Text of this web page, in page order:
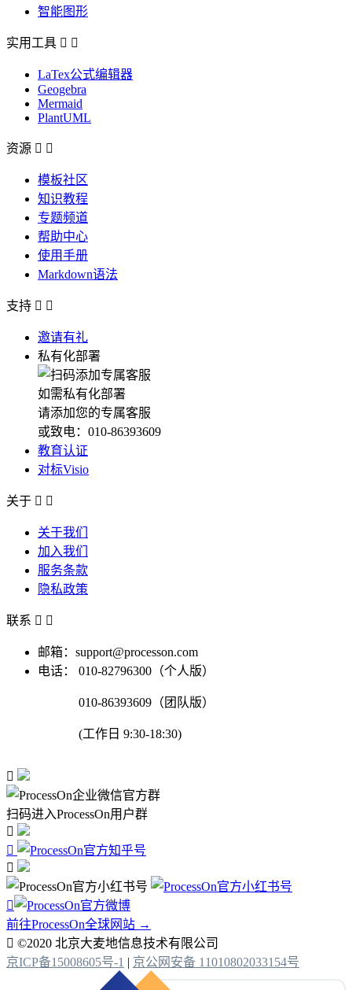
智能图形
实用工具  
LaTex公式编辑器
Geogebra
Mermaid
PlantUML
资源  
模板社区
知识教程
专题频道
帮助中心
使用手册
Markdown语法
支持  
邀请有礼
私有化部署
如需私有化部署
请添加您的专属客服
或致电：010-86393609
教育认证
对标Visio
关于  
关于我们
加入我们
服务条款
隐私政策
联系  
邮箱：support@processon.com
电话：
010-82796300（个人版）
010-86393609（团队版）
(工作日 9:30-18:30)

扫码进入ProcessOn用户群




前往ProcessOn全球网站 →
 ©2020 北京大麦地信息技术有限公司
京ICP备15008605号-1 | 京公网安备 11010802033154号